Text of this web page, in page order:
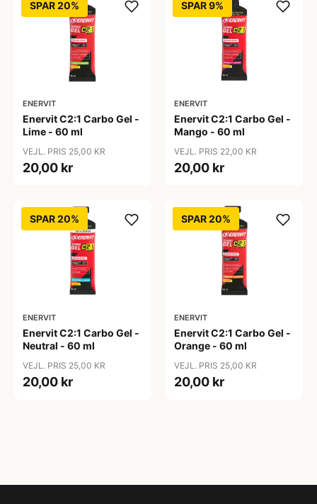
SPAR 20%
ENERVIT
Enervit C2:1 Carbo Gel -
Lime - 60 ml
VEJL. PRIS 25,00 KR
20,00 kr
SPAR 9%
ENERVIT
Enervit C2:1 Carbo Gel -
Mango - 60 ml
VEJL. PRIS 22,00 KR
20,00 kr
SPAR 20%
ENERVIT
Enervit C2:1 Carbo Gel -
Neutral - 60 ml
VEJL. PRIS 25,00 KR
20,00 kr
SPAR 20%
ENERVIT
Enervit C2:1 Carbo Gel -
Orange - 60 ml
VEJL. PRIS 25,00 KR
20,00 kr